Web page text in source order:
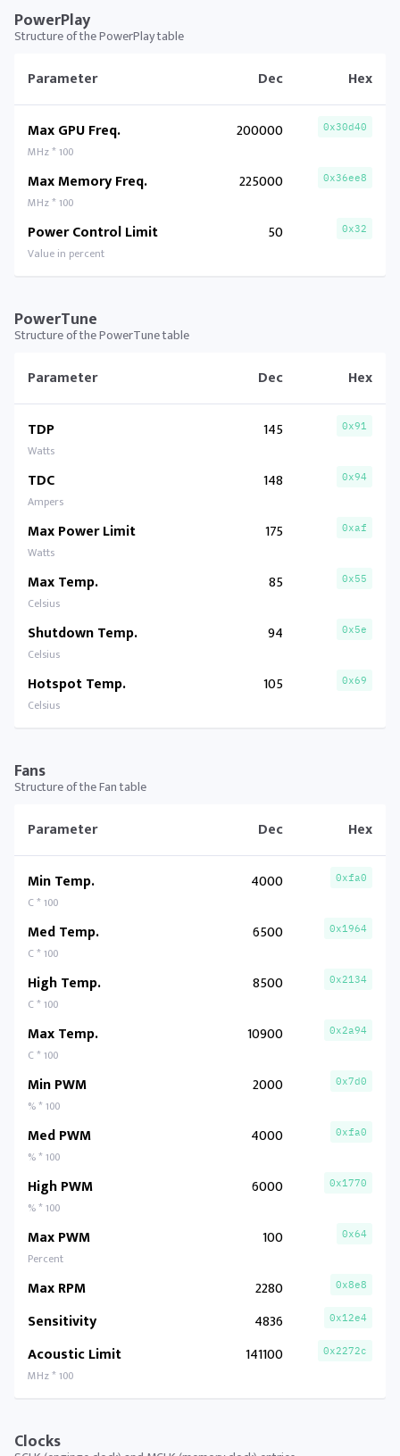
PowerPlay
Structure of the PowerPlay table
Parameter Dec Hex
Max GPU Freq.
MHz * 100
200000 0x30d40
Max Memory Freq.
MHz * 100
225000 0x36ee8
Power Control Limit
Value in percent
50 0x32
PowerTune
Structure of the PowerTune table
Parameter Dec Hex
TDP
Watts
145 0x91
TDC
Ampers
148 0x94
Max Power Limit
Watts
175 0xaf
Max Temp.
Celsius
85 0x55
Shutdown Temp.
Celsius
94 0x5e
Hotspot Temp.
Celsius
105 0x69
Fans
Structure of the Fan table
Parameter Dec Hex
Min Temp.
C * 100
4000 0xfa0
Med Temp.
C * 100
6500 0x1964
High Temp.
C * 100
8500 0x2134
Max Temp.
C * 100
10900 0x2a94
Min PWM
% * 100
2000 0x7d0
Med PWM
% * 100
4000 0xfa0
High PWM
% * 100
6000 0x1770
Max PWM
Percent
100 0x64
Max RPM 2280 0x8e8
Sensitivity 4836 0x12e4
Acoustic Limit
MHz * 100
141100 0x2272c
Clocks